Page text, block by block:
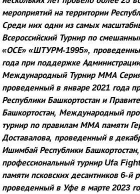
мероприятий на территории
Среди них одни из самых
Всероссийский Турнир по
«ОСЕ» «ШТУРМ-1995»,
года при поддержке
Международный Турнир ММА
проведенный в январе 2021 года
Республики Башкортостан и
Башкортостан, Международный
турнир по правилам ММА памяти
Доставалова, проведенный в
Ишимбай Республики
профессиональный турнир Ufa
памяти псковских десантников 6-й
проведенный в Уфе в марте 2023